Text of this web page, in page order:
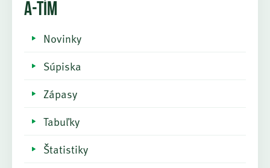
A-TÍM
Novinky
Súpiska
Zápasy
Tabuľky
Štatistiky